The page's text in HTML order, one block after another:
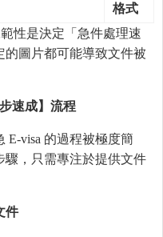
格式
性是決定「急件處理速
的圖片都可能導致文件被
速成】流程
E-visa 的過程被極度簡
驟，只需專注於提供文件
件